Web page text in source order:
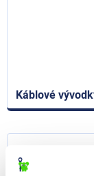
Káblové